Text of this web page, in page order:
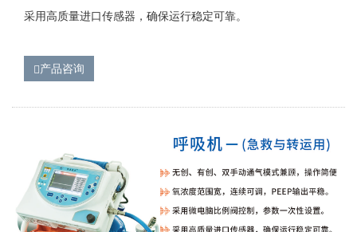
采用高质量进口传感器，确保运行稳定可靠。
产品咨询